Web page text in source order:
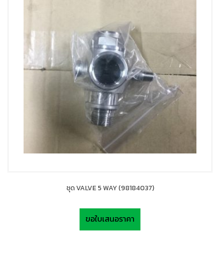
ชุด VALVE 5 WAY (98184037)
ขอใบเสนอราคา